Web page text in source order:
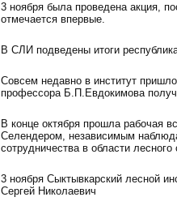
3 ноября была проведена акция,
отмечается впервые.
В СЛИ подведены итоги
Совсем недавно в институт
профессора Б.П.Евдокимова
В конце октября прошла рабочая
Селендером, независимым
сотрудничества в области лесного
3 ноября Сыктывкарский лесной
Сергей Николаевич